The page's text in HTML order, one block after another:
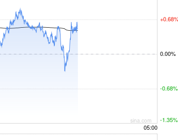
-0.24% 沪深300 4651.31 -6.85